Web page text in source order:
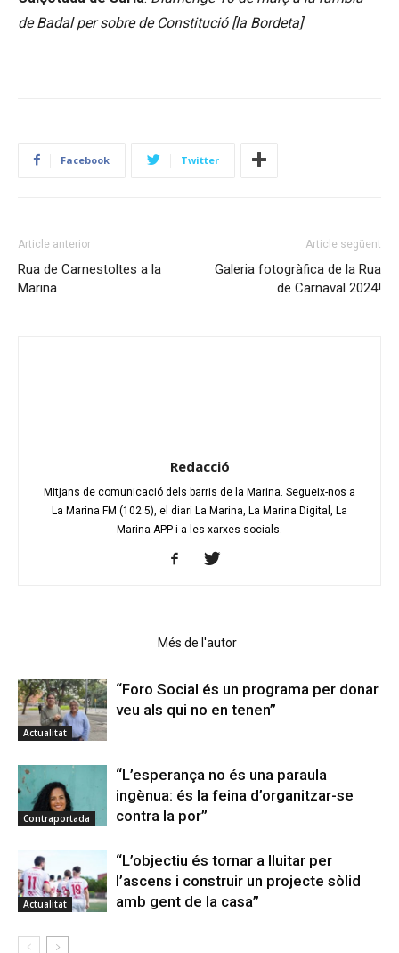
de Badal per sobre de Constitució [la Bordeta]
Facebook Twitter
Article anterior
Rua de Carnestoltes a la
Marina
Article següent
Galeria fotogràfica de la Rua
de Carnaval 2024!
Redacció
Mitjans de comunicació dels barris de la Marina. Segueix-nos a
La Marina FM (102.5), el diari La Marina, La Marina Digital, La
Marina APP i a les xarxes socials.
Més de l'autor
Actualitat
“Foro Social és un programa per donar
veu als qui no en tenen”
Contraportada
“L’esperança no és una paraula
ingènua: és la feina d’organitzar-se
contra la por”
Actualitat
“L’objectiu és tornar a lluitar per
l’ascens i construir un projecte sòlid
amb gent de la casa”